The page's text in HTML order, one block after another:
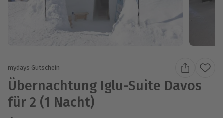
mydays Gutschein
Übernachtung Iglu-Suite Davos
für 2 (1 Nacht)